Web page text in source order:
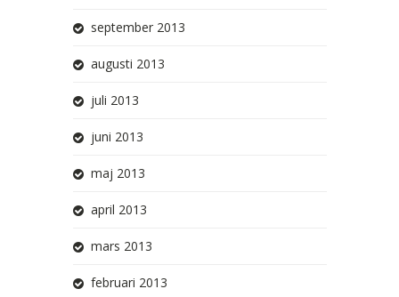
september 2013
augusti 2013
juli 2013
juni 2013
maj 2013
april 2013
mars 2013
februari 2013